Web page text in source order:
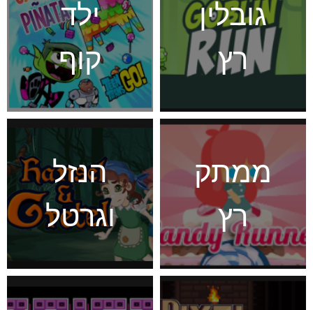
גובלין
רץ
ילד
קוף
ממתק
רץ
הנזל
וגרטל